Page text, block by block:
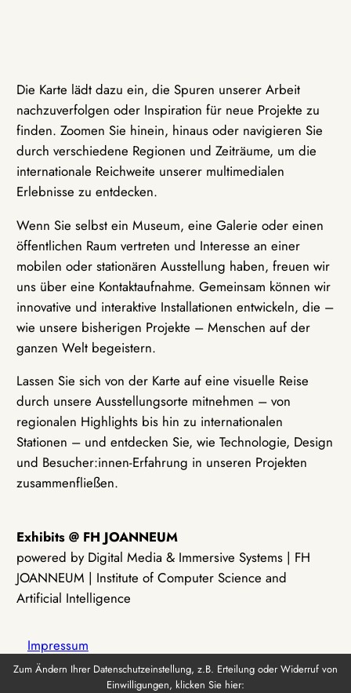
Die Karte lädt dazu ein, die Spuren unserer Arbeit
nachzuverfolgen oder Inspiration für neue Projekte zu
finden. Zoomen Sie hinein, hinaus oder navigieren Sie
durch verschiedene Regionen und Zeiträume, um die
internationale Reichweite unserer multimedialen
Erlebnisse zu entdecken.
Wenn Sie selbst ein Museum, eine Galerie oder einen
öffentlichen Raum vertreten und Interesse an einer
mobilen oder stationären Ausstellung haben, freuen wir
uns über eine Kontaktaufnahme. Gemeinsam können wir
innovative und interaktive Installationen entwickeln, die –
wie unsere bisherigen Projekte – Menschen auf der
ganzen Welt begeistern.
Lassen Sie sich von der Karte auf eine visuelle Reise
durch unsere Ausstellungsorte mitnehmen – von
regionalen Highlights bis hin zu internationalen
Stationen – und entdecken Sie, wie Technologie, Design
und Besucher:innen-Erfahrung in unseren Projekten
zusammenfließen.
Exhibits @ FH JOANNEUM
powered by Digital Media & Immersive Systems | FH
JOANNEUM | Institute of Computer Science and
Artificial Intelligence
Impressum
Zum Ändern Ihrer Datenschutzeinstellung, z.B. Erteilung oder Widerruf von
Einwilligungen, klicken Sie hier: